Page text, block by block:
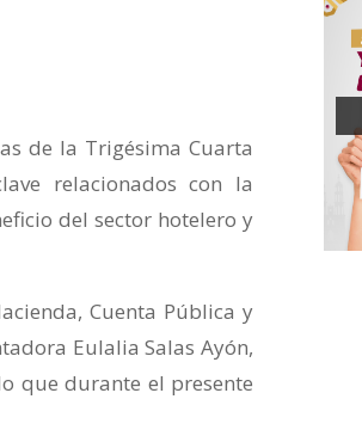
de la Trigésima Cuarta
relacionados con la
del sector hotelero y
Cuenta Pública y
Eulalia Salas Ayón,
que durante el presente